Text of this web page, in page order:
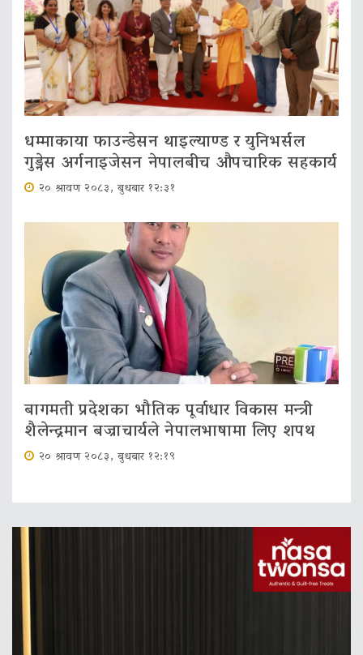
धम्माकाया फाउन्डेसन थाइल्याण्ड र युनिभर्सल
गुड्नेस अर्गनाइजेसन नेपालबीच औपचारिक सहकार्य
२० श्रावण २०८३, बुधबार १२:३१
बागमती प्रदेशका भौतिक पूर्वाधार विकास मन्त्री
शैलेन्द्रमान बज्राचार्यले नेपालभाषामा लिए शपथ
२० श्रावण २०८३, बुधबार १२:१९